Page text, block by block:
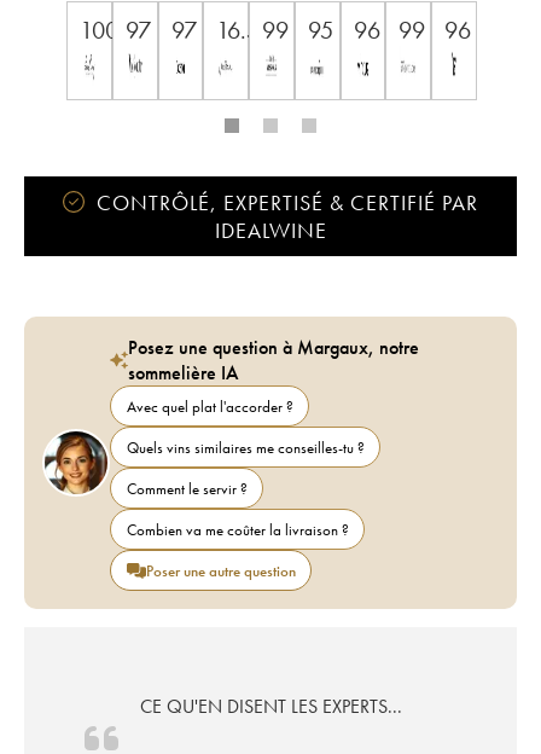
100 97 97 16.5 99 95 96 99 96
CONTRÔLÉ, EXPERTISÉ & CERTIFIÉ PAR
IDEALWINE
Posez une question à Margaux, notre
sommelière IA
Avec quel plat l'accorder ?
Quels vins similaires me conseilles-tu ?
Comment le servir ?
Combien va me coûter la livraison ?
Poser une autre question
CE QU'EN DISENT LES EXPERTS...